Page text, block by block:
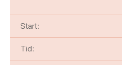
Start:
Tid: